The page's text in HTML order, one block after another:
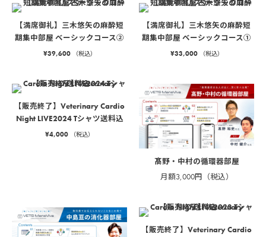
【満席御礼】三木悠矢の麻酔短
期集中部屋 ベーシックコース②
¥39,600 （税込）
【満席御礼】三木悠矢の麻酔短
期集中部屋 ベーシックコース①
¥33,000 （税込）
【販売終了】Veterinary Cardio
Night LIVE2024 Tシャツ送料込
¥4,000 （税込）
髙野・中村の循環器部屋
月額3,000円（税込）
【販売終了】Veterinary Cardio